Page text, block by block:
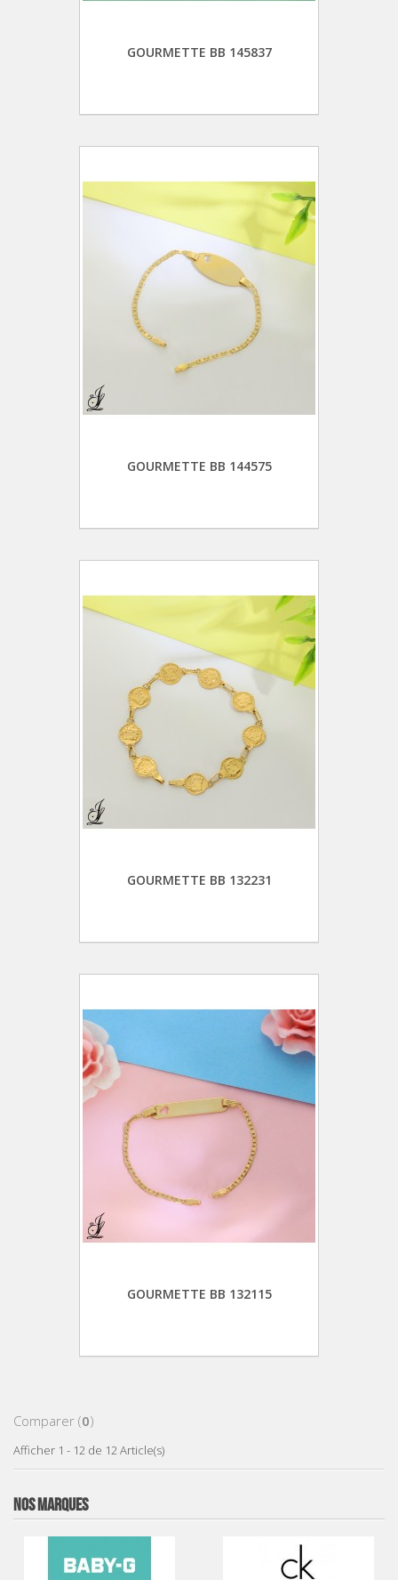
GOURMETTE BB 145837
GOURMETTE BB 144575
GOURMETTE BB 132231
GOURMETTE BB 132115
Comparer (0)
Afficher 1 - 12 de 12 Article(s)
NOS MARQUES